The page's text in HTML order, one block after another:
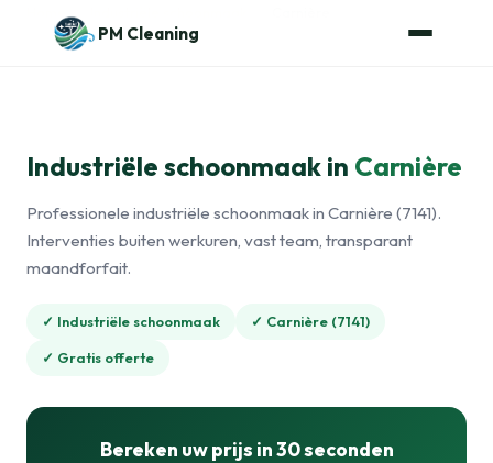
Naar de inhoud
PM Cleaning
Industriële schoonmaak in Carnière
Professionele industriële schoonmaak in Carnière (7141).
Interventies buiten werkuren, vast team, transparant
maandforfait.
✓ Industriële schoonmaak ✓ Carnière (7141)
✓ Gratis offerte
Bereken uw prijs in 30 seconden